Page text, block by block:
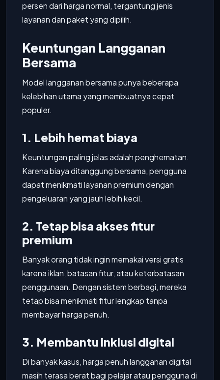
persen dari harga normal, tergantung jenis
layanan dan paket yang dipilih.
Keuntungan Langganan
Bersama
Model langganan bersama punya beberapa
kelebihan utama yang membuatnya cepat
populer.
1. Lebih hemat biaya
Keuntungan paling jelas adalah penghematan.
Karena biaya ditanggung bersama, pengguna
dapat menikmati layanan premium dengan
pengeluaran yang jauh lebih kecil.
2. Tetap bisa akses fitur
premium
Banyak orang tidak ingin memakai versi gratis
karena iklan, batasan fitur, atau keterbatasan
penggunaan. Dengan sistem berbagi, mereka
tetap bisa menikmati fitur lengkap tanpa
membayar harga penuh.
3. Membantu inklusi digital
Di banyak kasus, harga penuh langganan digital
masih terasa berat bagi pelajar atau pengguna di